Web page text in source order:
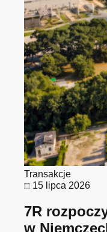
Transakcje
15 lipca 2026
7R
w